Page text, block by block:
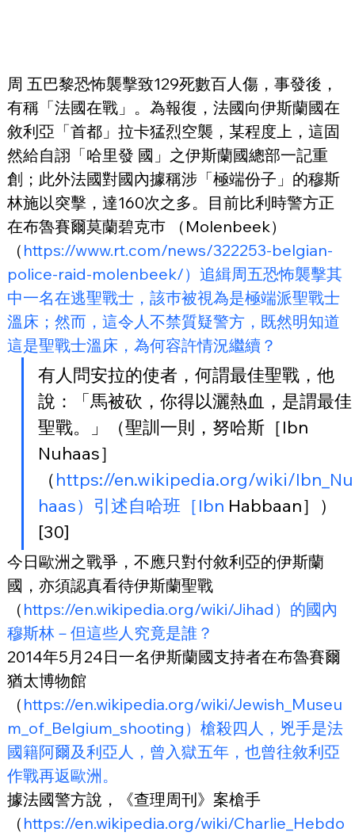
周 五巴黎恐怖襲擊致129死數百人傷，事發後，
有稱「法國在戰」。為報復，法國向伊斯蘭國在
敘利亞「首都」拉卡猛烈空襲，某程度上，這固
然給自詡「哈里發 國」之伊斯蘭國總部一記重
創；此外法國對國內據稱涉「極端份子」的穆斯
林施以突擊，達160次之多。目前比利時警方正
在布魯賽爾莫蘭碧克巿 （Molenbeek）
（ https://www.rt.com/news/322253-belgian-
police-raid-molenbeek/）追緝周五恐怖襲擊其
中一名在逃聖戰士，該巿被視為是極端派聖戰士
溫床；然而，這令人不禁質疑警方，既然明知道
這是聖戰士溫床，為何容許情況繼續？
有人問安拉的使者，何謂最佳聖戰，他
說：「馬被砍，你得以灑熱血，是謂最佳
聖戰。」（聖訓一則，努哈斯［Ibn
Nuhaas］
（https://en.wikipedia.org/wiki/Ibn_Nu
haas）引述自哈班［Ibn Habbaan］）
[30]
今日歐洲之戰爭，不應只對付敘利亞的伊斯蘭
國，亦須認真看待伊斯蘭聖戰
（ https://en.wikipedia.org/wiki/Jihad）的國內
穆斯林－但這些人究竟是誰？
2014年5月24日一名伊斯蘭國支持者在布魯賽爾
猶太博物館
（ https://en.wikipedia.org/wiki/Jewish_Museu
m_of_Belgium_shooting）槍殺四人，兇手是法
國籍阿爾及利亞人，曾入獄五年，也曾往敘利亞
作戰再返歐洲。
據法國警方說，《查理周刊》案槍手
（ https://en.wikipedia.org/wiki/Charlie_Hebdo